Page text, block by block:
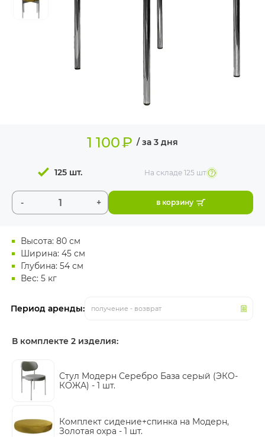
ИЗДЕЛИЯ ДЛЯ
ОБОРУДОВАНИЕ
Высота: 80 см
Ширина: 45 см
Глубина: 54 см
Вес: 5 кг
Период аренды: получение - возврат
1 100₽ / за 3 дня
- +
125 шт. На складе125 шт
в корзину
В комплекте 2 изделия:
Стул Модерн Серебро База серый (ЭКО-
КОЖА) - 1 шт.
Комплект сидение+спинка на Модерн,
Золотая охра - 1 шт.